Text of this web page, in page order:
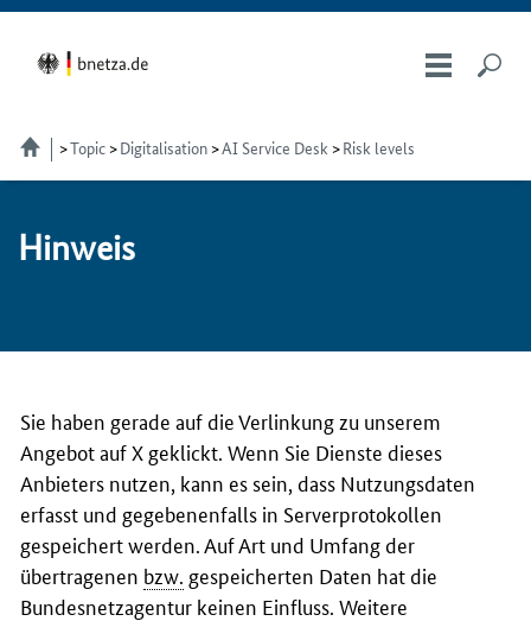
Topic Digitalisation AI Service Desk Risk levels
Hin­weis
Sie haben gerade auf die Verlinkung zu unserem
Angebot auf X geklickt. Wenn Sie Dienste dieses
Anbieters nutzen, kann es sein, dass Nutzungsdaten
erfasst und gegebenenfalls in Serverprotokollen
gespeichert werden. Auf Art und Umfang der
übertragenen bzw. gespeicherten Daten hat die
Bundesnetzagentur keinen Einfluss. Weitere